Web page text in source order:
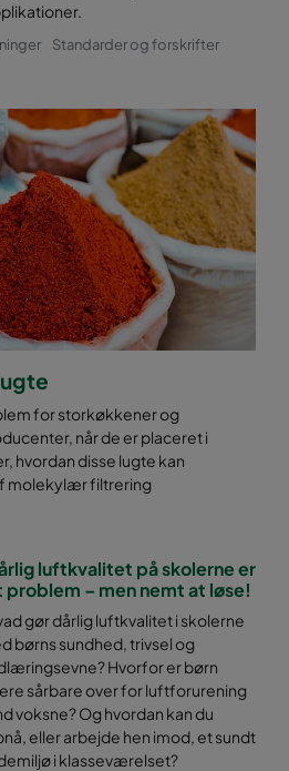
Standarder og forskrifter
for storkøkkener og
når de er placeret i
hvordan disse lugte kan
molekylær filtrering
luftkvalitet på skolerne er
problem – men nemt at løse!
gør dårlig luftkvalitet i skolerne
børns sundhed, trivsel og
Hvorfor er børn
sårbare over for luftforurening
voksne? Og hvordan kan du
eller arbejde hen imod, et sundt
i klasseværelset?